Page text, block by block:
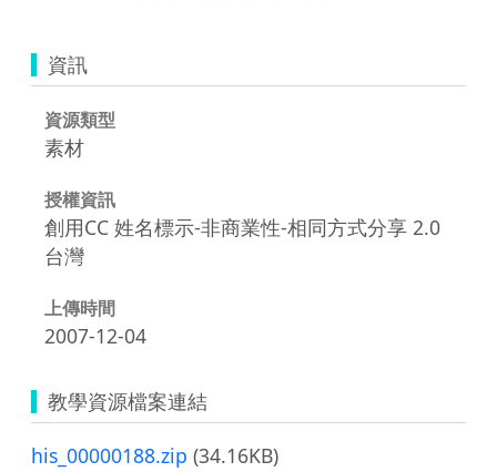
資訊
資源類型
素材
授權資訊
創用CC 姓名標示-非商業性-相同方式分享 2.0
台灣
上傳時間
2007-12-04
教學資源檔案連結
his_00000188.zip (34.16KB)